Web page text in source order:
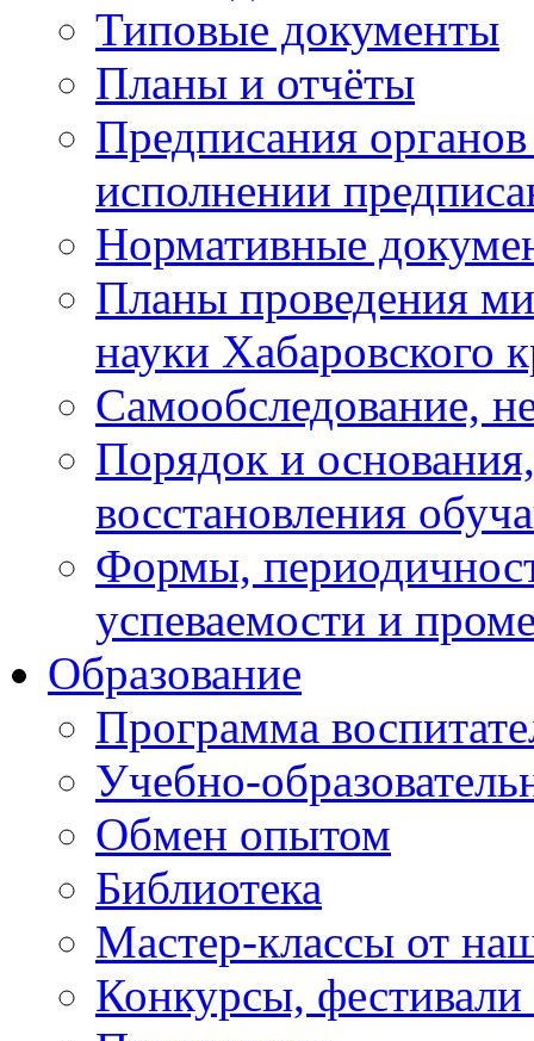
Типовые документы
Планы и отчёты
Предписания
исполнении
Нормативные
Планы проведения
науки Хабаровского
Самообследование,
Порядок и
восстановления
Формы,
успеваемости и
Образование
Программа
Учебно-
Обмен опытом
Библиотека
Мастер-классы от
Конкурсы,